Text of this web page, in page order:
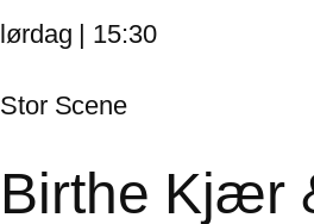
lørdag | 15:30
Stor Scene
Birthe Kjær